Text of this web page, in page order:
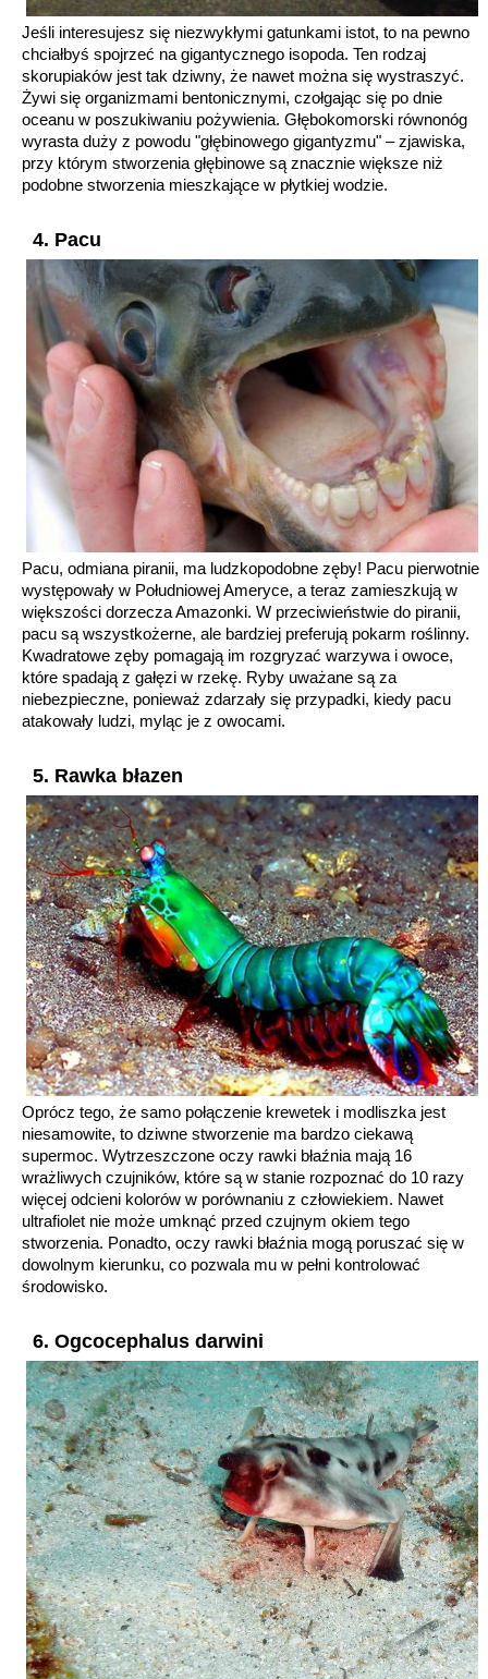
Jeśli interesujesz się niezwykłymi gatunkami istot, to na pewno
chciałbyś spojrzeć na gigantycznego isopoda. Ten rodzaj
skorupiaków jest tak dziwny, że nawet można się wystraszyć.
Żywi się organizmami bentonicznymi, czołgając się po dnie
oceanu w poszukiwaniu pożywienia. Głębokomorski równonóg
wyrasta duży z powodu "głębinowego gigantyzmu" – zjawiska,
przy którym stworzenia głębinowe są znacznie większe niż
podobne stworzenia mieszkające w płytkiej wodzie.
4. Pacu
Pacu, odmiana piranii, ma ludzkopodobne zęby! Pacu pierwotnie
występowały w Południowej Ameryce, a teraz zamieszkują w
większości dorzecza Amazonki. W przeciwieństwie do piranii,
pacu są wszystkożerne, ale bardziej preferują pokarm roślinny.
Kwadratowe zęby pomagają im rozgryzać warzywa i owoce,
które spadają z gałęzi w rzekę. Ryby uważane są za
niebezpieczne, ponieważ zdarzały się przypadki, kiedy pacu
atakowały ludzi, myląc je z owocami.
5. Rawka błazen
Oprócz tego, że samo połączenie krewetek i modliszka jest
niesamowite, to dziwne stworzenie ma bardzo ciekawą
supermoc. Wytrzeszczone oczy rawki błaźnia mają 16
wrażliwych czujników, które są w stanie rozpoznać do 10 razy
więcej odcieni kolorów w porównaniu z człowiekiem. Nawet
ultrafiolet nie może umknąć przed czujnym okiem tego
stworzenia. Ponadto, oczy rawki błaźnia mogą poruszać się w
dowolnym kierunku, co pozwala mu w pełni kontrolować
środowisko.
6. Ogcocephalus darwini